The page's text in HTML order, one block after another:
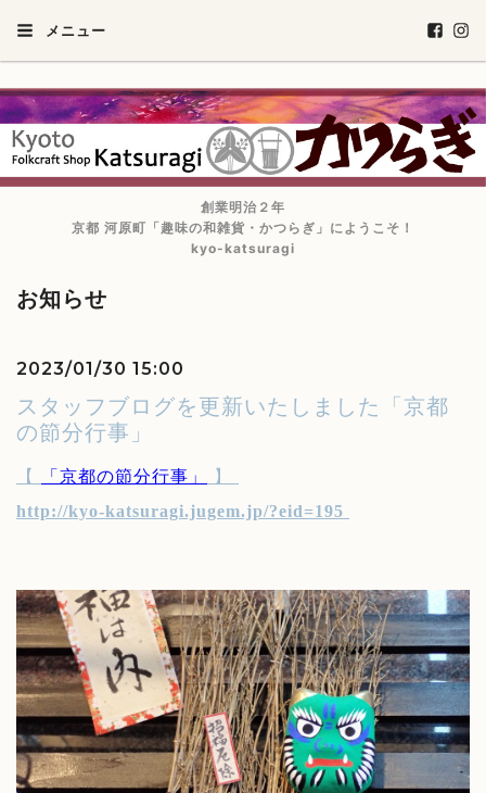
メニュー
創業明治２年
京都 河原町「趣味の和雑貨・かつらぎ」にようこそ！
kyo-katsuragi
お知らせ
2023/01/30 15:00
スタッフブログを更新いたしました「京都
の節分行事」
【 「京都の節分行事」 】
http://kyo-katsuragi.jugem.jp/?eid=195